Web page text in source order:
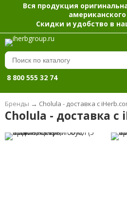
Вся продукция
Скидки и удобство в
8 800 555 32 74
Бренды → Cholula - доставка с
Cholula - доставка с